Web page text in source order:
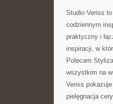
Studio Veriss
codziennym
praktyczny i
inspiracji, w
Polecam
wszystkim na
Veriss
pielęgnacja